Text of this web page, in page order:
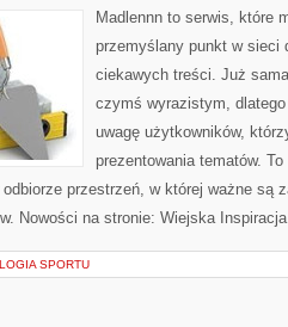
Madlennn to serwis, które
przemyślany punkt w sieci
ciekawych treści. Już
czymś wyrazistym,
uwagę użytkowników,
prezentowania tematów.
przestrzeń, w której ważne są
Nowości na stronie: Wiejska
SPORTU